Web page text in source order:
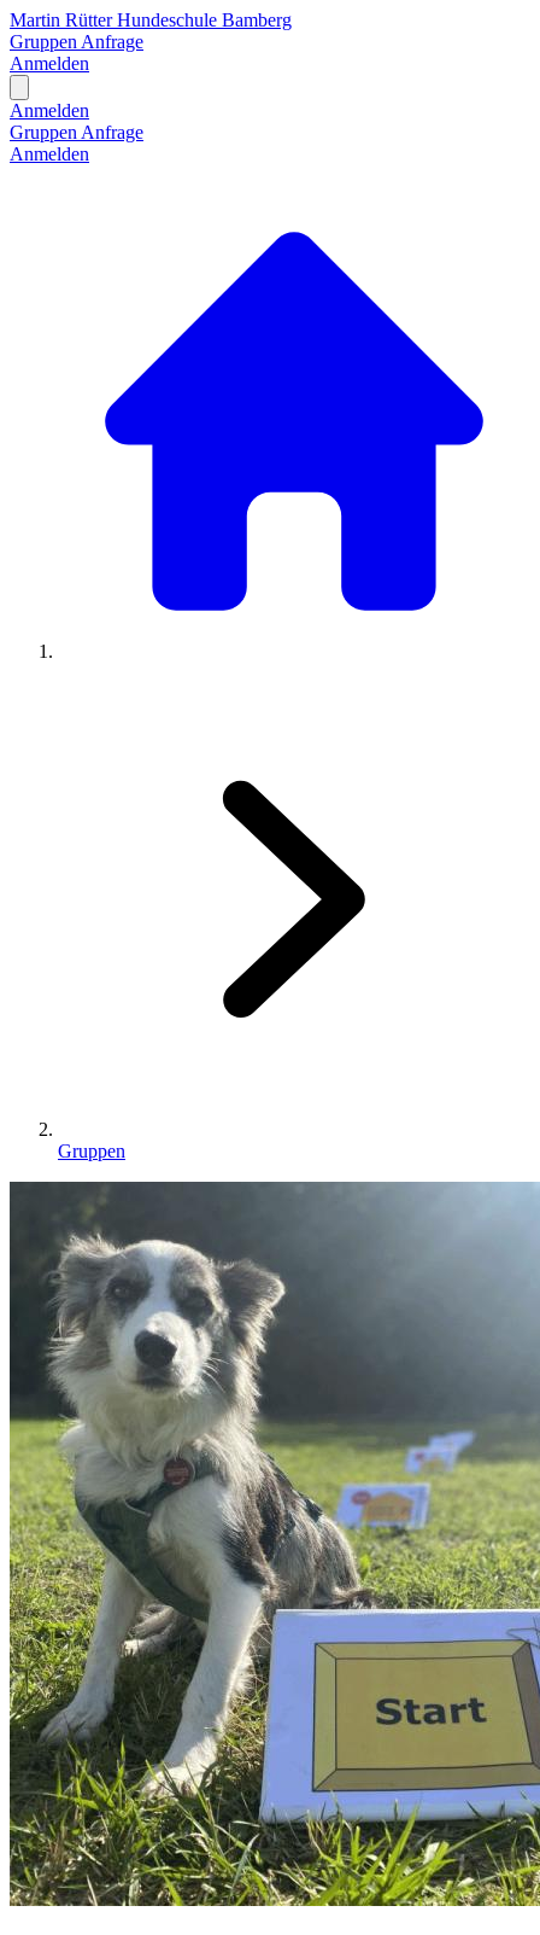
Martin Rütter Hundeschule Bamberg
Gruppen Anfrage
Anmelden
Anmelden
Gruppen Anfrage
Anmelden
Gruppen